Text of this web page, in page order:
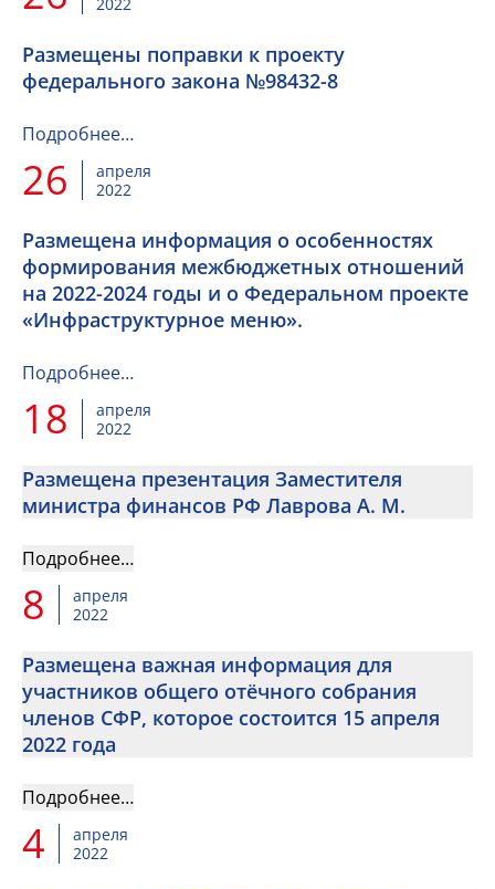
Размещены поправки к проекту
федерального закона №98432-8
Подробнее…
26
апреля
2022
Размещена информация о особенностях
формирования межбюджетных отношений
на 2022-2024 годы и о Федеральном проекте
«Инфраструктурное меню».
Подробнее…
18
апреля
2022
Размещена презентация Заместителя
министра финансов РФ Лаврова А. М.
Подробнее…
8
апреля
2022
Размещена важная информация для
участников общего отёчного собрания
членов СФР, которое состоится 15 апреля
2022 года
Подробнее…
4
апреля
2022